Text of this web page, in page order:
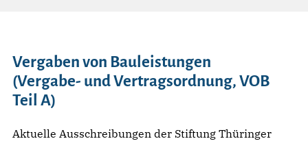
Vergaben von Bauleistungen
(Vergabe- und Vertragsordnung, VOB
Teil A)
Aktuelle Ausschreibungen der Stiftung Thüringer